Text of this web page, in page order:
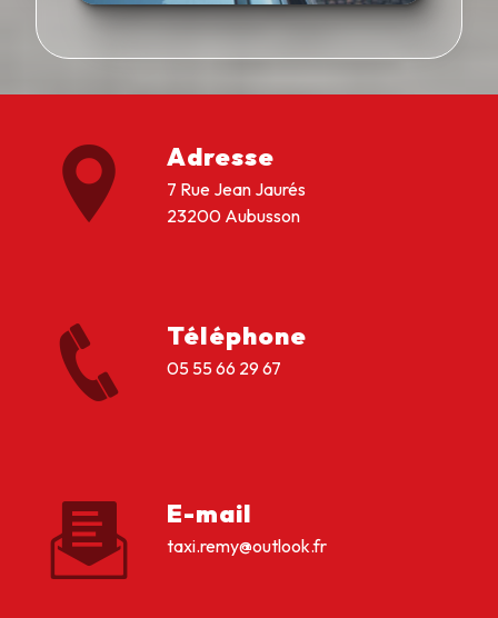
Adresse
7 Rue Jean Jaurés
23200 Aubusson
Téléphone
05 55 66 29 67
E-mail
taxi.remy@outlook.fr